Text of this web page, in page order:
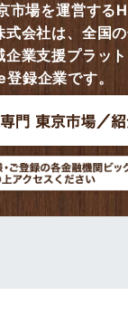
市場を運営する
式会社は、全国
企業支援プラッ
録企業です。